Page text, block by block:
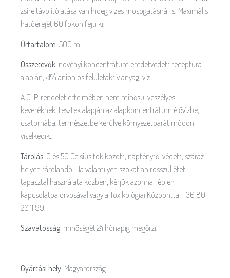
zsíreltávolító atása van hideg vizes mosogatásnál is. Maximális
hatóerejét 60 fokon fejti ki.
Űrtartalom: 500 ml
Összetevők: növényi koncentrátum eredetvédett receptúra
alapján, <1% anionios felületaktív anyag, víz.
A CLP-rendelet értelmében nem minősül veszélyes
keveréknek, tesztek alapján az alapkoncentrátum élővízbe,
csatornába, természetbe kerülve környezetbarát módon
viselkedik..
Tárolás: 0 és 50 Celsius fok között, napfénytől védett, száraz
helyen tárolandó. Ha valamilyen szokatlan rosszullétet
tapasztal használata közben, kérjük azonnal lépjen
kapcsolatba orvosával vagy a Toxikológiai Központtal +36 80
20 11 99.
Szavatosság: minőségét 24 hónapig megőrzi.
Gyártási hely: Magyarország